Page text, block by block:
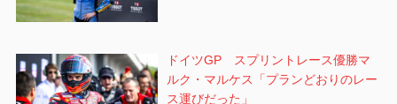
ドイツGP スプリントレース優勝マ
ルク・マルケス「プランどおりのレー
ス運びだった」